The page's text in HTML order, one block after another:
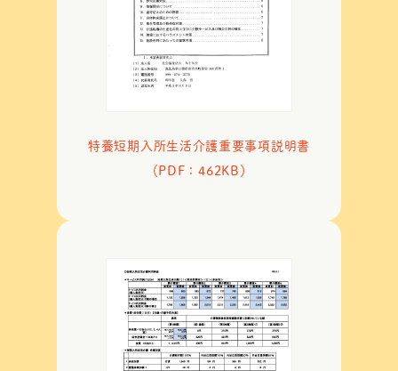
特養短期入所生活介護重要事項説明書
（PDF：462KB）